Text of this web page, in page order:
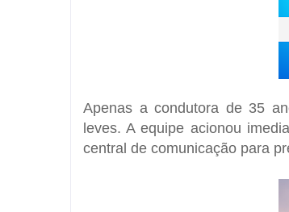
Apenas a condutora de 35
leves. A equipe acionou
central de comunicação para